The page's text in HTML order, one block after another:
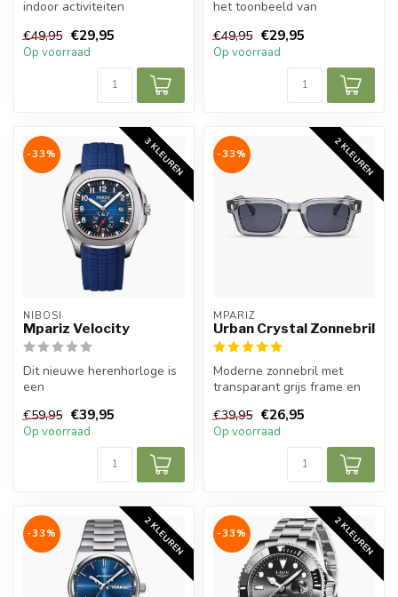
indoor activiteiten
h...
€49,95 €29,95
Op voorraad
het toonbeeld van
verfijnde ...
€49,95 €29,95
Op voorraad
3 KLEUREN
-33%
NIBOSI
Mpariz Velocity
Dit nieuwe herenhorloge is
een
herenho...
€59,95 €39,95
Op voorraad
2 KLEUREN
-33%
MPARIZ
Urban Crystal Zonnebril
Moderne zonnebril met
transparant grijs frame en
frisse, v...
€39,95 €26,95
Op voorraad
2 KLEUREN
-33% 2 KLEUREN
-33%